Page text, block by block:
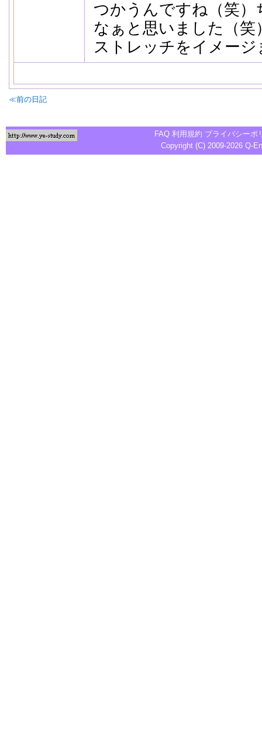
つかうんですね（笑
なぁと思いました（
ストレッチをイメージ
≪前の日記
FAQ 利用規約 プライバシーポ
Copyright (C) 2009-2026 Q-